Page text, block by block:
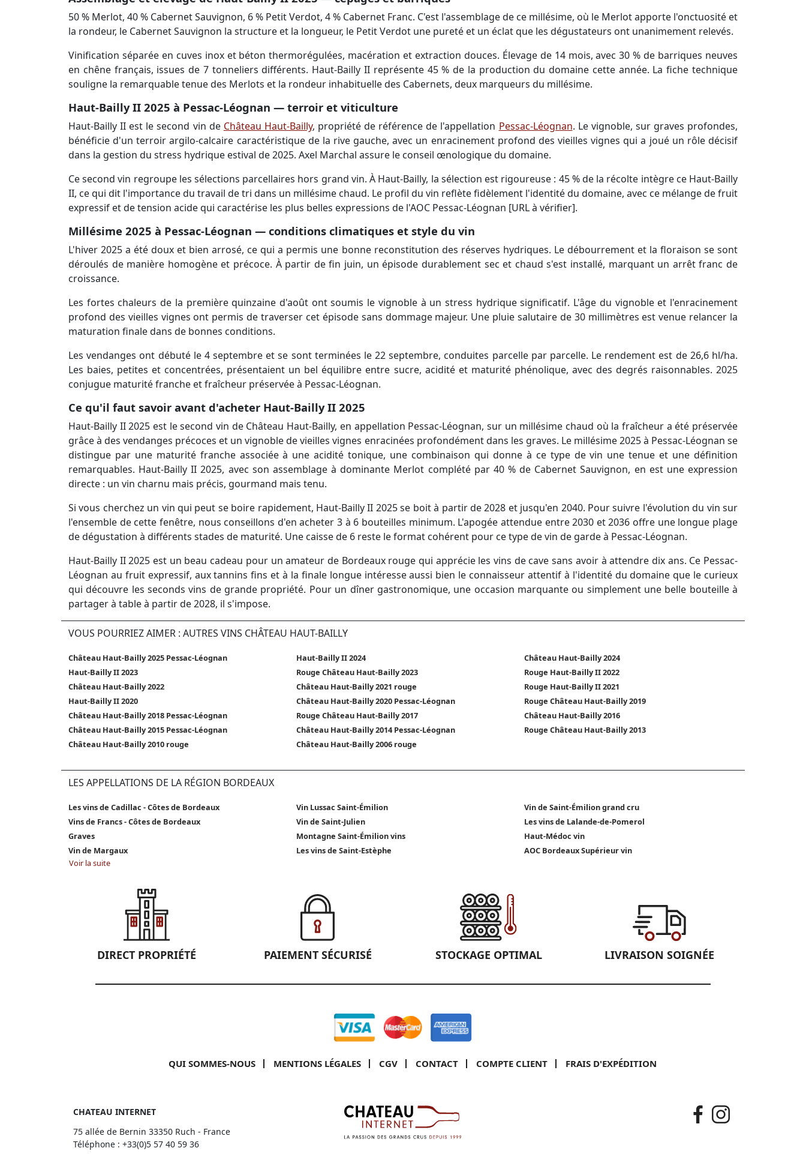
50 % Merlot, 40 % Cabernet Sauvignon, 6 % Petit Verdot, 4 % Cabernet Franc. C'est l'assemblage de ce millésime, où le Merlot apporte l'onctuosité et
la rondeur, le Cabernet Sauvignon la structure et la longueur, le Petit Verdot une pureté et un éclat que les dégustateurs ont unanimement relevés.
Vinification séparée en cuves inox et béton thermorégulées, macération et extraction douces. Élevage de 14 mois, avec 30 % de barriques neuves
en chêne français, issues de 7 tonneliers différents. Haut-Bailly II représente 45 % de la production du domaine cette année. La fiche technique
souligne la remarquable tenue des Merlots et la rondeur inhabituelle des Cabernets, deux marqueurs du millésime.
Haut-Bailly II 2025 à Pessac-Léognan — terroir et viticulture
Haut-Bailly II est le second vin de Château Haut-Bailly, propriété de référence de l'appellation Pessac-Léognan. Le vignoble, sur graves profondes,
bénéficie d'un terroir argilo-calcaire caractéristique de la rive gauche, avec un enracinement profond des vieilles vignes qui a joué un rôle décisif
dans la gestion du stress hydrique estival de 2025. Axel Marchal assure le conseil œnologique du domaine.
Ce second vin regroupe les sélections parcellaires hors grand vin. À Haut-Bailly, la sélection est rigoureuse : 45 % de la récolte intègre ce Haut-Bailly
II, ce qui dit l'importance du travail de tri dans un millésime chaud. Le profil du vin reflète fidèlement l'identité du domaine, avec ce mélange de fruit
expressif et de tension acide qui caractérise les plus belles expressions de l'AOC Pessac-Léognan [URL à vérifier].
Millésime 2025 à Pessac-Léognan — conditions climatiques et style du vin
L'hiver 2025 a été doux et bien arrosé, ce qui a permis une bonne reconstitution des réserves hydriques. Le débourrement et la floraison se sont
déroulés de manière homogène et précoce. À partir de fin juin, un épisode durablement sec et chaud s'est installé, marquant un arrêt franc de
croissance.
Les fortes chaleurs de la première quinzaine d'août ont soumis le vignoble à un stress hydrique significatif. L'âge du vignoble et l'enracinement
profond des vieilles vignes ont permis de traverser cet épisode sans dommage majeur. Une pluie salutaire de 30 millimètres est venue relancer la
maturation finale dans de bonnes conditions.
Les vendanges ont débuté le 4 septembre et se sont terminées le 22 septembre, conduites parcelle par parcelle. Le rendement est de 26,6 hl/ha.
Les baies, petites et concentrées, présentaient un bel équilibre entre sucre, acidité et maturité phénolique, avec des degrés raisonnables. 2025
conjugue maturité franche et fraîcheur préservée à Pessac-Léognan.
Ce qu'il faut savoir avant d'acheter Haut-Bailly II 2025
Haut-Bailly II 2025 est le second vin de Château Haut-Bailly, en appellation Pessac-Léognan, sur un millésime chaud où la fraîcheur a été préservée
grâce à des vendanges précoces et un vignoble de vieilles vignes enracinées profondément dans les graves. Le millésime 2025 à Pessac-Léognan se
distingue par une maturité franche associée à une acidité tonique, une combinaison qui donne à ce type de vin une tenue et une définition
remarquables. Haut-Bailly II 2025, avec son assemblage à dominante Merlot complété par 40 % de Cabernet Sauvignon, en est une expression
directe : un vin charnu mais précis, gourmand mais tenu.
Si vous cherchez un vin qui peut se boire rapidement, Haut-Bailly II 2025 se boit à partir de 2028 et jusqu'en 2040. Pour suivre l'évolution du vin sur
l'ensemble de cette fenêtre, nous conseillons d'en acheter 3 à 6 bouteilles minimum. L'apogée attendue entre 2030 et 2036 offre une longue plage
de dégustation à différents stades de maturité. Une caisse de 6 reste le format cohérent pour ce type de vin de garde à Pessac-Léognan.
Haut-Bailly II 2025 est un beau cadeau pour un amateur de Bordeaux rouge qui apprécie les vins de cave sans avoir à attendre dix ans. Ce Pessac-
Léognan au fruit expressif, aux tannins fins et à la finale longue intéresse aussi bien le connaisseur attentif à l'identité du domaine que le curieux
qui découvre les seconds vins de grande propriété. Pour un dîner gastronomique, une occasion marquante ou simplement une belle bouteille à
partager à table à partir de 2028, il s'impose.
VOUS POURRIEZ AIMER : AUTRES VINS CHÂTEAU HAUT-BAILLY
Château Haut-Bailly 2025 Pessac-Léognan Haut-Bailly II 2024
Château Haut-Bailly 2024
Haut-Bailly II 2023
Rouge Château Haut-Bailly 2023
Rouge Haut-Bailly II 2022
Château Haut-Bailly 2022
Château Haut-Bailly 2021 rouge
Rouge Haut-Bailly II 2021
Haut-Bailly II 2020
Château Haut-Bailly 2020 Pessac-Léognan
Rouge Château Haut-Bailly 2019
Château Haut-Bailly 2018 Pessac-Léognan
Rouge Château Haut-Bailly 2017
Château Haut-Bailly 2016
Château Haut-Bailly 2015 Pessac-Léognan
Château Haut-Bailly 2014 Pessac-Léognan
Rouge Château Haut-Bailly 2013
Château Haut-Bailly 2010 rouge
Château Haut-Bailly 2006 rouge
LES APPELLATIONS DE LA RÉGION BORDEAUX
Les vins de Cadillac - Côtes de Bordeaux Vin Lussac Saint-Émilion
Vin de Saint-Émilion grand cru
Vins de Francs - Côtes de Bordeaux
Vin de Saint-Julien
Les vins de Lalande-de-Pomerol
Graves
Montagne Saint-Émilion vins
Haut-Médoc vin
Vin de Margaux
Les vins de Saint-Estèphe
AOC Bordeaux Supérieur vin
Voir la suite
DIRECT PROPRIÉTÉ PAIEMENT SÉCURISÉ STOCKAGE OPTIMAL LIVRAISON SOIGNÉE
QUI SOMMES-NOUS MENTIONS LÉGALES CGV CONTACT COMPTE CLIENT FRAIS D'EXPÉDITION
CHATEAU INTERNET
75 allée de Bernin 33350 Ruch - France
Téléphone : +33(0)5 57 40 59 36